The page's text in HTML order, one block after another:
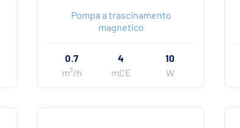
Pompa a trascinamento
magnetico
0.7
m³/h
4
mCE
10
W